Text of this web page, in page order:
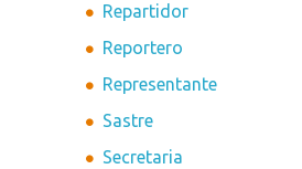
Repartidor
Reportero
Representante
Sastre
Secretaria